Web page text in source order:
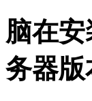
脑在
务器版